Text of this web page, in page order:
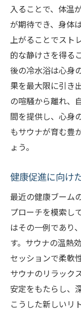
内面的
心と体
サウナと
入ることで、体温
が期待でき、身体
上がることでスト
的な静けさを得る
後の冷水浴は心身
果を最大限に引き
の喧騒から離れ、
間を提供し、心身
もサウナが育む豊
ょう。
健康促進に向け
最近の健康ブーム
プローチを模索し
はその一例であり
す。サウナの温熱
セッションで柔軟
サウナのリラック
安定をもたらし、
こうした新しいリ